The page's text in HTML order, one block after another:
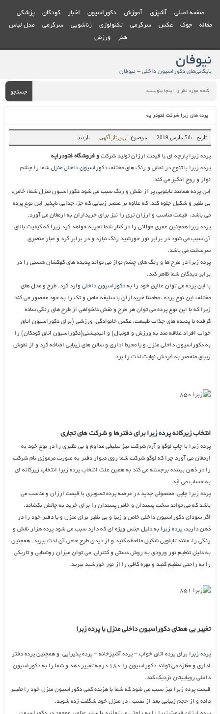
صفحه اصلی آشپزی آموزش دکوراسیون اخبار کودکان
پزشکی
مقاله
جوک عکس سرگرمی تکنولوژی زناشویی سرگرمی
مدل لباس
هنر
ورزش
نیوفان
بایگانی‌های دکوراسیون داخلی - نیوفان
جستجو
پرده های زبرا شرکت فتودراپه
تاریخ : 5th مارس 2019 موضوع : رپورتاژ آگهی بازدید :
پرده زبرا پارچه ای با قیمت ارزان تولید شرکت و فروشگاه فتودراپه
پرده زبرا با تنوع در نقش و رنگ های مختلف دکوراسیون داخلی منزلشما را چشم
نواز و روح انگیز می کند.
این پرده همانند تابلویی پر از نقش و رنگ سبب می شود دکوراسیون منزل شما؛ خاص،
بی نظیر و شکیل جلوه کند. که علاوه بر عنصر زیبایی که جزء جدایی ناپذیر این نوع پرده
می باشد، قیمت مناسب و ارزان تری را نیز برای خریداران به ارمغان می آورد.
پرده زبرا همچنین عمری طولانی را در کنار شما تجربه خواهد کرد زیرا که کیفیت بالای
آن سبب می شود در برابر نور خورشید رنگ نبازد و در برابر گرد و غبار عنصری
سرسخت می باشد.
پرده زبرا در طرح ها و رنگ های چشم نواز می تواند پدیده های کهکشان هستی را در
برابر دیدگان شما ظاهر کند.
با این پرده می توان علایق خود را به دکوراسیون داخلیوارد کرد. طرح و مدل های
مختلف این نوع پرده ، مطمئنا خریداران با سلیقه خاص و تک را به خود محصور می کند
زیرا که با این نوع پرده می توان هر طرح و نقش دلخواهی از طرح های رنگی ساده
گرفته تا پدیده های جذاب طبیعت، عکس خانوادگی، ورزشی (برای دکوراسیون اتاق
خواب افراد علاقه مند به ورزش و فوتبال) و انیمیشنی(دکوراسیون اتاق کودکان) را
به دکوراسیون داخلی منزل و یا محیط اداری و سالن های زیبایی اضافه کرد و از نقوش
زیبای منحصر به فردش نهایت لذت را برد.
انتخاب زیرکانهپرده زبرا برای دفترها و شرکت های تجاری
پرده زبرا با چاپ لوگو و آرم شرکت نیز تبلیغی مداوم و بی نظیری را در نوع خود به
ارمغان می آورد چرا که لوگو شرکت شما روی دیوار دفتر به صورت مرموزی نام شرکت
را در ذهن بیننده برجسته می کند به همین علت انتخاب پرده زبرا انتخاب زیرکانه ای
به حساب می آید.
پرده زبرا چاپی، محصولی جدید در عرصه پرده تصویری با قیمت ارزان و مناسب می
باشد که می تواند سخت پسندان و خاص پسندان را برای خرید به چالش بکشاند.
اگر سودای دکوراسیون داخلی خاص و زیبا و بی نظیر برای منزل و یا دفتر خود را در
ذهن دارید، پرده زبرا به دلیل جنس ویژه ای که دارد سبب می شود پرده هزار نقش و
رنگی را، مانند تابلویی شکیل ملاحظه کنید و از دیدن طرح خاص آن لذت ببرید. همچنین
به دلیل تنظیم نور ورودی به روش دستی و کنترلی، می توان میزان روشنایی و تاریکی
را به راحتی تنظیم کنید و بهره کافی را از نور خورشید ببرید.
تغییر بی همتای دکوراسیون داخلی منزل با پرده زبرا
پرده زبرا برای پرده اتاق خواب – پرده آشپزخانه – پرده پذیرایی و همچنین پرده دفتر
اداری و مغازه می تواند دکوراسیون را ۱۸۰ درجه تغییر دهد و شما را به دکوراسیون
داخلی رویاییتان نزدیک کند.
قیمت پرده زبرا نیز سبب می شود که شما با هزینه کمی دکوراسیون منزل خود را تغییر
داده و از حجم زیبایی بعد از نصب ، در منزل خود شگفت زده شوید.